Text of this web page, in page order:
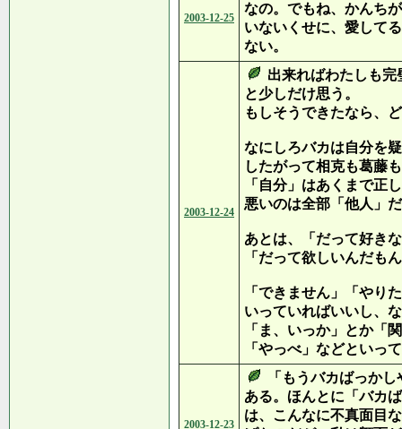
2003-12-25
なの。でもね、かんち
いないくせに、愛して
ない。
2003-12-24
出来ればわたしも
と少しだけ思う。
もしそうできたなら、
なにしろバカは自分を
したがって相克も葛藤
「自分」はあくまで正
悪いのは全部「他人」
あとは、「だって好き
「だって欲しいんだも
「できません」「やり
いっていればいいし、
「ま、いっか」とか「
「やっべ」などといっ
2003-12-23
「もうバカばっか
ある。ほんとに「バカ
は、こんなに不真面目